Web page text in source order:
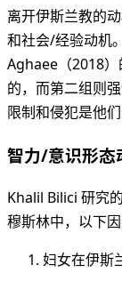
离开伊斯兰教的
和社会/经验动机
Aghaee（2018
的，而第二组则
限制和侵犯是他
智力/意识形态
Khalil Bilici 研究
穆斯林中，以下因
妇女在伊斯